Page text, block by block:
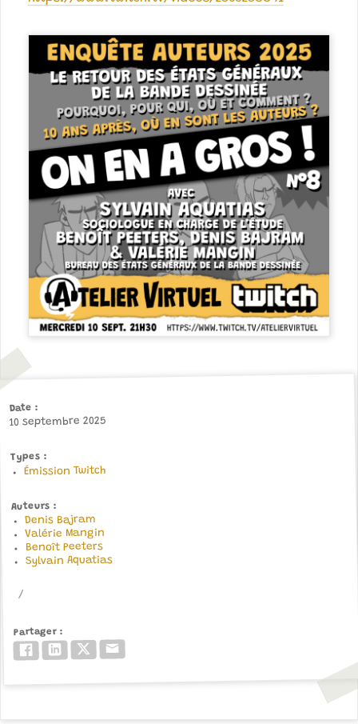
Date
10 septembre 2025
Types
Émission Twitch
Auteurs
Denis Bajram
Valérie Mangin
Benoît Peeters
Sylvain Aquatias
Partager
FacebookLinkedInTwitter/X